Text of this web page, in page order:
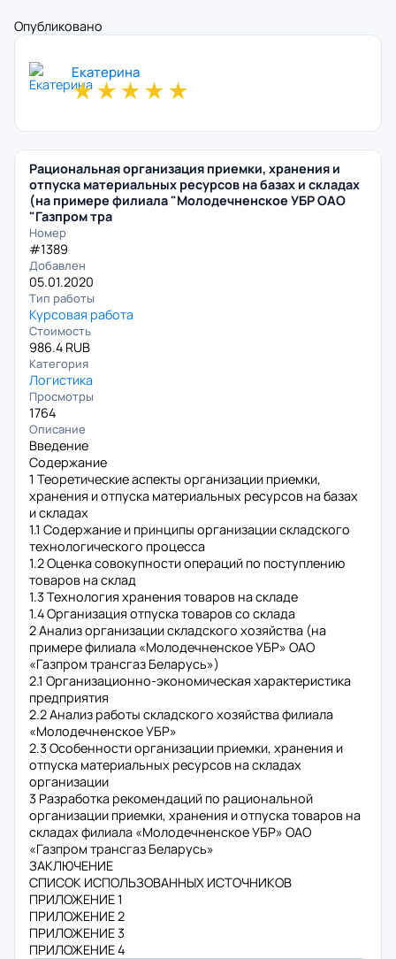
Опубликовано
Екатерина
★★★★★
Рациональная организация приемки, хранения и
отпуска материальных ресурсов на базах и складах
(на примере филиала "Молодечненское УБР ОАО
"Газпром тра
Номер
#1389
Добавлен
05.01.2020
Тип работы
Курсовая работа
Стоимость
986.4 RUB
Категория
Логистика
Просмотры
1764
Описание
Введение
Содержание
1 Теоретические аспекты организации приемки,
хранения и отпуска материальных ресурсов на базах
и складах
1.1 Содержание и принципы организации складского
технологического процесса
1.2 Оценка совокупности операций по поступлению
товаров на склад
1.3 Технология хранения товаров на складе
1.4 Организация отпуска товаров со склада
2 Анализ организации складского хозяйства (на
примере филиала «Молодечненское УБР» ОАО
«Газпром трансгаз Беларусь»)
2.1 Организационно-экономическая характеристика
предприятия
2.2 Анализ работы складского хозяйства филиала
«Молодечненское УБР»
2.3 Особенности организации приемки, хранения и
отпуска материальных ресурсов на складах
организации
3 Разработка рекомендаций по рациональной
организации приемки, хранения и отпуска товаров на
складах филиала «Молодечненское УБР» ОАО
«Газпром трансгаз Беларусь»
ЗАКЛЮЧЕНИЕ
СПИСОК ИСПОЛЬЗОВАННЫХ ИСТОЧНИКОВ
ПРИЛОЖЕНИЕ 1
ПРИЛОЖЕНИЕ 2
ПРИЛОЖЕНИЕ 3
ПРИЛОЖЕНИЕ 4